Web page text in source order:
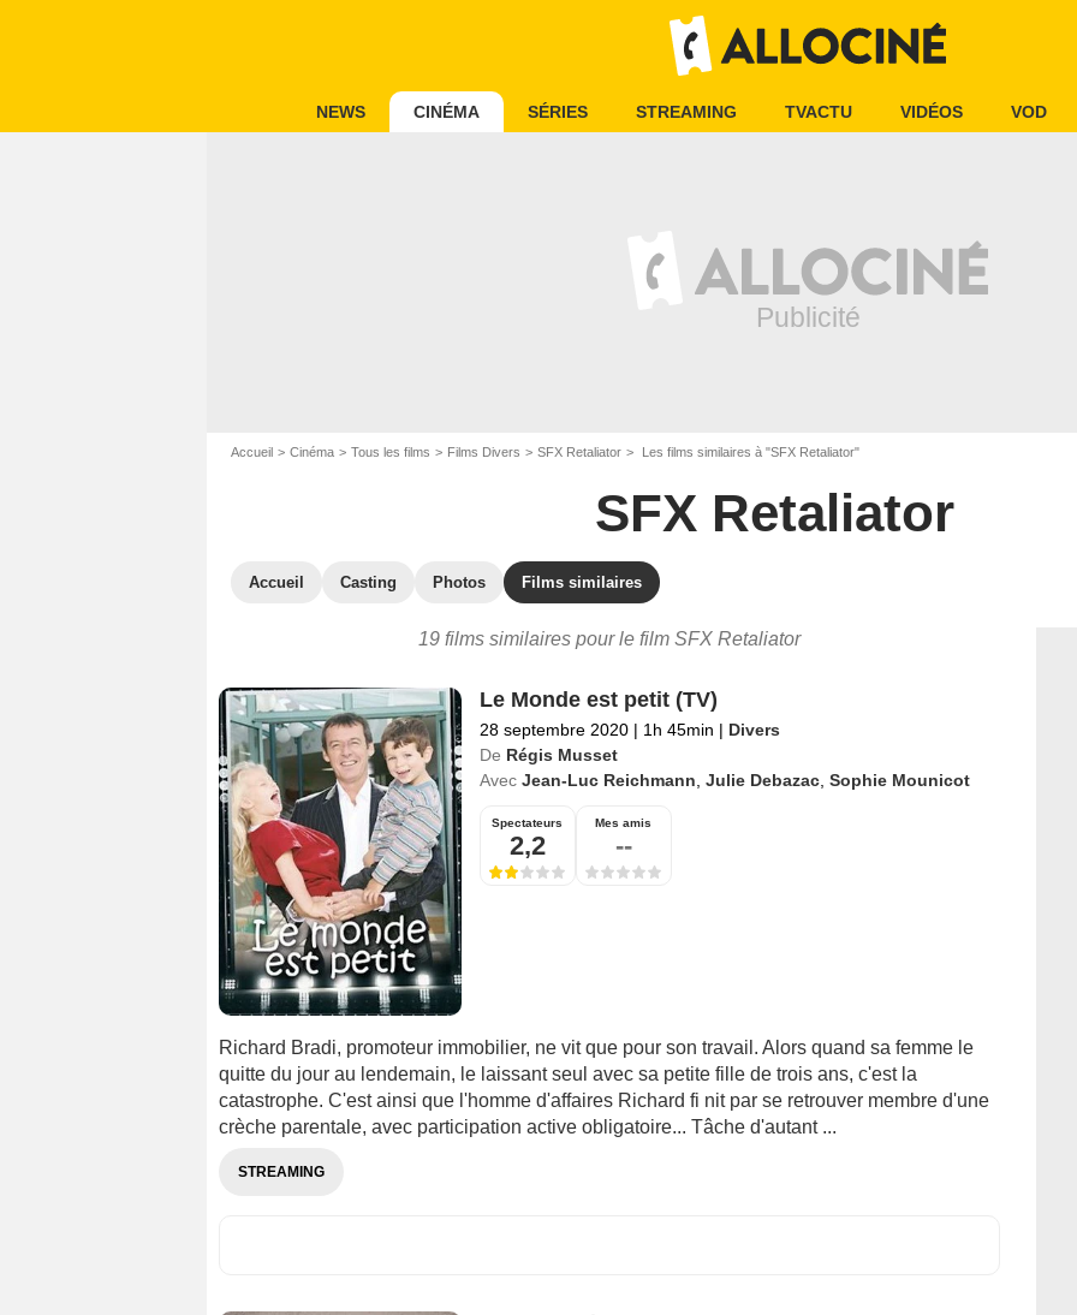
NEWS CINÉMA SÉRIES STREAMING TVACTU VIDÉOS VOD
Accueil Cinéma Tous les films Films Divers SFX Retaliator Les films similaires à "SFX Retaliator"
SFX Retaliator
Accueil Casting Photos Films similaires
19 films similaires pour le film SFX Retaliator
Le Monde est petit (TV)
28 septembre 2020 | 1h 45min | Divers
De Régis Musset
Avec Jean-Luc Reichmann Julie Debazac, Sophie Mounicot
Spectateurs
2,2
Mes amis
--
Richard Bradi, promoteur immobilier, ne vit que pour son travail. Alors quand sa femme le
quitte du jour au lendemain, le laissant seul avec sa petite fille de trois ans, c'est la
catastrophe. C'est ainsi que l'homme d'affaires Richard fi nit par se retrouver membre d'une
crèche parentale, avec participation active obligatoire... Tâche d'autant ...
STREAMING